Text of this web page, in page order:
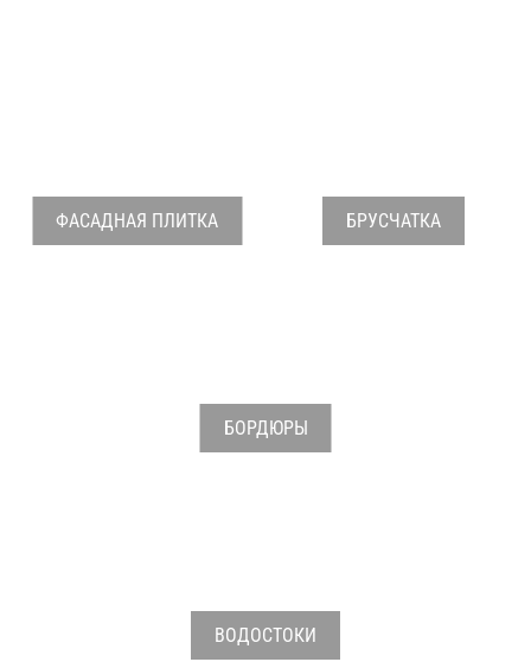
БРУСЧАТКА
БОРДЮРЫ
ВОДОСТОКИ
ФАСАДНАЯ ПЛИТКА